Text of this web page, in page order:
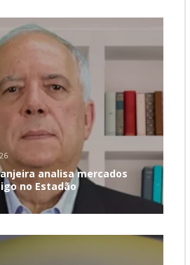
analisa mercados
no Estadão